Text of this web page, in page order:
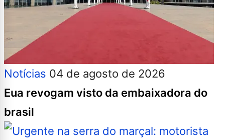
Notícias 04 de agosto de 2026
Eua revogam visto da embaixadora do
brasil